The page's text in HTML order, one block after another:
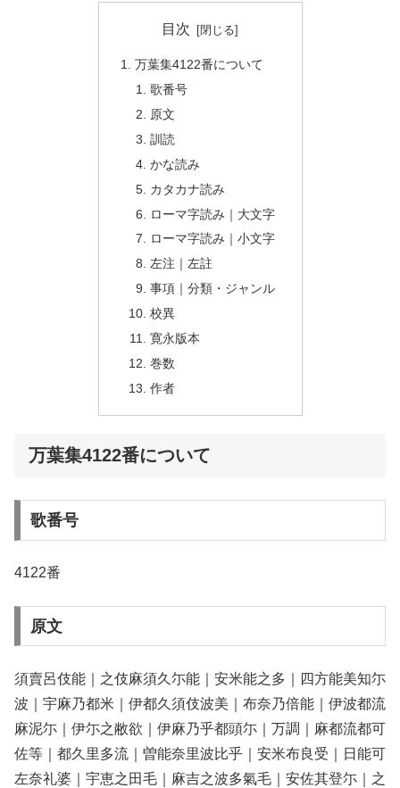
目次
万葉集4122番について
歌番号
原文
訓読
かな読み
カタカナ読み
ローマ字読み｜大文字
ローマ字読み｜小文字
左注｜左註
事項｜分類・ジャンル
校異
寛永版本
巻数
作者
万葉集4122番について
歌番号
4122番
原文
須賣呂伎能｜之伎麻須久尓能｜安米能之多｜四方能美知尓
波｜宇麻乃都米｜伊都久須伎波美｜布奈乃倍能｜伊波都流
麻泥尓｜伊尓之敝欲｜伊麻乃乎都頭尓｜万調｜麻都流都可
佐等｜都久里多流｜曽能奈里波比乎｜安米布良受｜日能可
左奈礼婆｜宇恵之田毛｜麻吉之波多氣毛｜安佐其登尓｜之